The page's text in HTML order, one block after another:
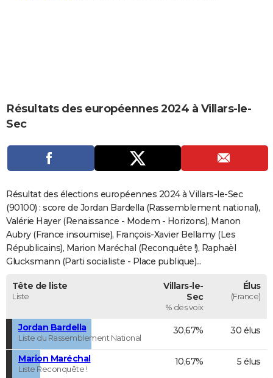
CARTE DE VOEUX
Carte de Noël
Carte Bonne année
Carte Saint-Valentin
Carte Pâques
Carte d'anniversaire
Dictionnaire
Biographies
Expressions
Proverbes
PROGRAMME TV
S'inscrire
Se connecter
Lycées
Collèges
Primaires
Universités
Entreprises
Service militaire
Avis de recherche
AVIS DE DÉCÈS
FORUM
Bricolage
Lifestyle
Culture
SportAuto
Television
Voyage
Cinema
Résultats des européennes 2024 à Villars-le-
Sec
Résultat des élections européennes 2024 à Villars-le-Sec
(90100) : score de Jordan Bardella (Rassemblement national),
Valérie Hayer (Renaissance - Modem - Horizons), Manon
Aubry (France insoumise), François-Xavier Bellamy (Les
Républicains), Marion Maréchal (Reconquête !), Raphaël
Glucksmann (Parti socialiste - Place publique)...
Tête de liste
Liste
Villars-le-
Sec
% des voix
Élus
(France)
Jordan Bardella
Liste du Rassemblement National
30,67% 30 élus
Marion Maréchal
Liste Reconquête !
10,67% 5 élus